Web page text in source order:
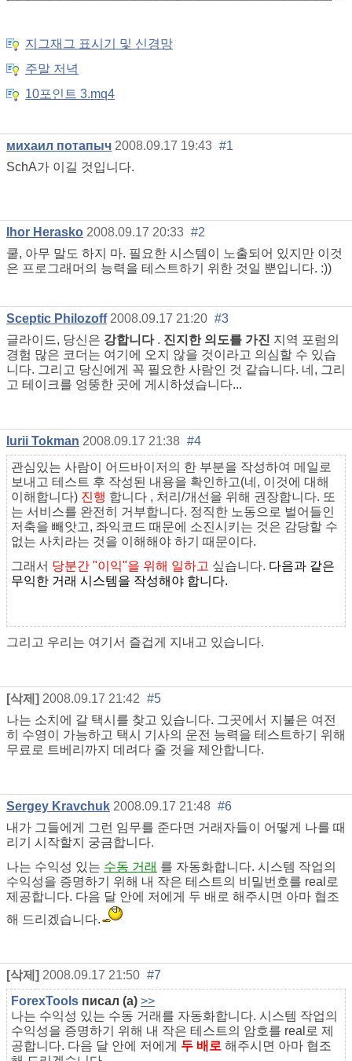
지그재그 표시기 및 신경망
주말 저녁
10포인트 3.mq4
михаил потапыч 2008.09.17 19:43 #1
SchA가 이길 것입니다.
Ihor Herasko 2008.09.17 20:33 #2
쿨, 아무 말도 하지 마. 필요한 시스템이 노출되어 있지만 이것
은 프로그래머의 능력을 테스트하기 위한 것일 뿐입니다. :))
Sceptic Philozoff 2008.09.17 21:20 #3
글라이드, 당신은 강합니다. 진지한 의도를 가진 지역 포럼의
경험 많은 코더는 여기에 오지 않을 것이라고 의심할 수 있습
니다. 그리고 당신에게 꼭 필요한 사람인 것 같습니다. 네, 그리
고 테이크를 엉뚱한 곳에 게시하셨습니다...
Iurii Tokman 2008.09.17 21:38 #4
관심있는 사람이 어드바이저의 한 부분을 작성하여 메일로
보내고 테스트 후 작성된 내용을 확인하고(네, 이것에 대해
이해합니다) 진행 합니다 , 처리/개선을 위해 권장합니다. 또
는 서비스를 완전히 거부합니다. 정직한 노동으로 벌어들인
저축을 빼앗고, 좌익코드 때문에 소진시키는 것은 감당할 수
없는 사치라는 것을 이해해야 하기 때문이다.
그래서 당분간 "이익"을 위해 일하고 싶습니다. 다음과 같은
무익한 거래 시스템을 작성해야 합니다.
그리고 우리는 여기서 즐겁게 지내고 있습니다.
[삭제] 2008.09.17 21:42 #5
나는 소치에 갈 택시를 찾고 있습니다. 그곳에서 지불은 여전
히 수영이 가능하고 택시 기사의 운전 능력을 테스트하기 위해
무료로 트베리까지 데려다 줄 것을 제안합니다.
Sergey Kravchuk 2008.09.17 21:48 #6
내가 그들에게 그런 임무를 준다면 거래자들이 어떻게 나를 때
리기 시작할지 궁금합니다.
나는 수익성 있는 수동 거래 를 자동화합니다. 시스템 작업의
수익성을 증명하기 위해 내 작은 테스트의 비밀번호를 real로
제공합니다. 다음 달 안에 저에게 두 배로 해주시면 아마 협조
해 드리겠습니다.
[삭제] 2008.09.17 21:50 #7
ForexTools писал (а) >>
나는 수익성 있는 수동 거래를 자동화합니다. 시스템 작업의
수익성을 증명하기 위해 내 작은 테스트의 암호를 real로 제
공합니다. 다음 달 안에 저에게 두 배로 해주시면 아마 협조